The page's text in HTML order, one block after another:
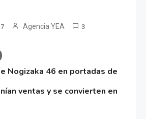
Agencia YEA 3
Nogizaka 46 en portadas de
ventas y se convierten en